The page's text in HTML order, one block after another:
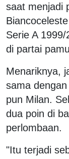
saat menjadi
Serie A
di partai
Menariknya,
sama
pun Milan.
dua poin di
perlombaan.
"Itu terjadi